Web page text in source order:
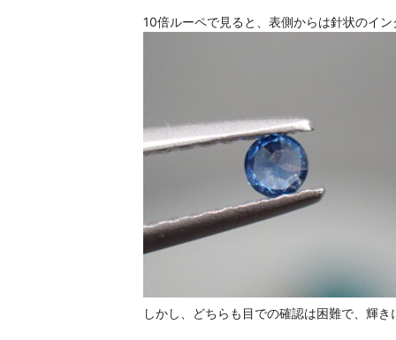
10倍ルーペで見ると、表側からは針状のイ
しかし、どちらも目での確認は困難で、輝